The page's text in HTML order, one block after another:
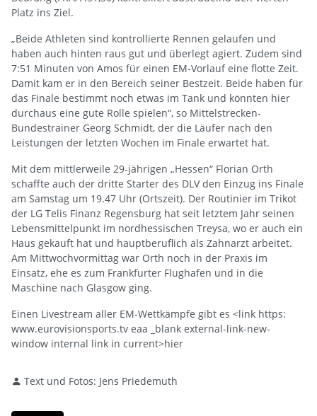
Platz ins Ziel.
„Beide Athleten sind kontrollierte Rennen gelaufen und
haben auch hinten raus gut und überlegt agiert. Zudem sind
7:51 Minuten von Amos für einen EM-Vorlauf eine flotte Zeit.
Damit kam er in den Bereich seiner Bestzeit. Beide haben für
das Finale bestimmt noch etwas im Tank und könnten hier
durchaus eine gute Rolle spielen“, so Mittelstrecken-
Bundestrainer Georg Schmidt, der die Läufer nach den
Leistungen der letzten Wochen im Finale erwartet hat.
Mit dem mittlerweile 29-jährigen „Hessen“ Florian Orth
schaffte auch der dritte Starter des DLV den Einzug ins Finale
am Samstag um 19.47 Uhr (Ortszeit). Der Routinier im Trikot
der LG Telis Finanz Regensburg hat seit letztem Jahr seinen
Lebensmittelpunkt im nordhessischen Treysa, wo er auch ein
Haus gekauft hat und hauptberuflich als Zahnarzt arbeitet.
Am Mittwochvormittag war Orth noch in der Praxis im
Einsatz, ehe es zum Frankfurter Flughafen und in die
Maschine nach Glasgow ging.
Einen Livestream aller EM-Wettkämpfe gibt es <link https:
www.eurovisionsports.tv eaa _blank external-link-new-
window internal link in current>hier
Text und Fotos: Jens Priedemuth